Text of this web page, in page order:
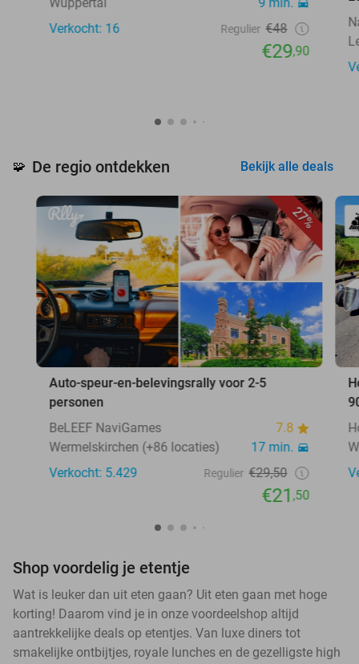
Verkocht: 16
Regulier €48
€29,90
🧩 De regio ontdekken Bekijk alle deals
27%
Auto-speur-en-belevingsrally voor 2-5
personen
BeLEEF NaviGames
7.8
Wermelskirchen (+86 locaties)
17 min.
Verkocht: 5.429
Regulier €29,50
€21,50
Shop voordelig je etentje
Wat is leuker dan uit eten gaan? Uit eten gaan met hoge
korting! Daarom vind je in onze voordeelshop altijd
aantrekkelijke deals op etentjes. Van luxe diners tot
smakelijke ontbijtjes, royale lunches en de gezelligste high